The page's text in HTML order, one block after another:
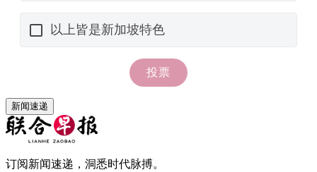
新闻速递
订阅新闻速递，洞悉时代脉搏。